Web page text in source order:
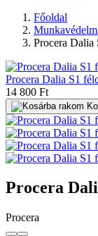
Főoldal
Procera Dalia
Procera Dalia S1
14 800 Ft
Procera
Procera